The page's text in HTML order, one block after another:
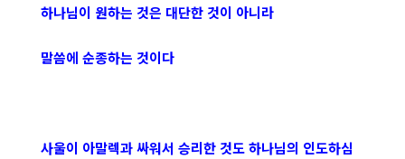
하나님이 원하는 것은 대단한 것이 아니라
말씀에 순종하는 것이다
사울이 아말렉과 싸워서 승리한 것도 하나님의 인도하심